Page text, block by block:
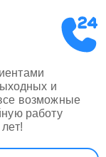
и
возможные
работу